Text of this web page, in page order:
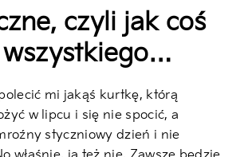
czyli jak coś
mi jakąś kurtkę, którą
w lipcu i się nie spocić, a
styczniowy dzień i nie